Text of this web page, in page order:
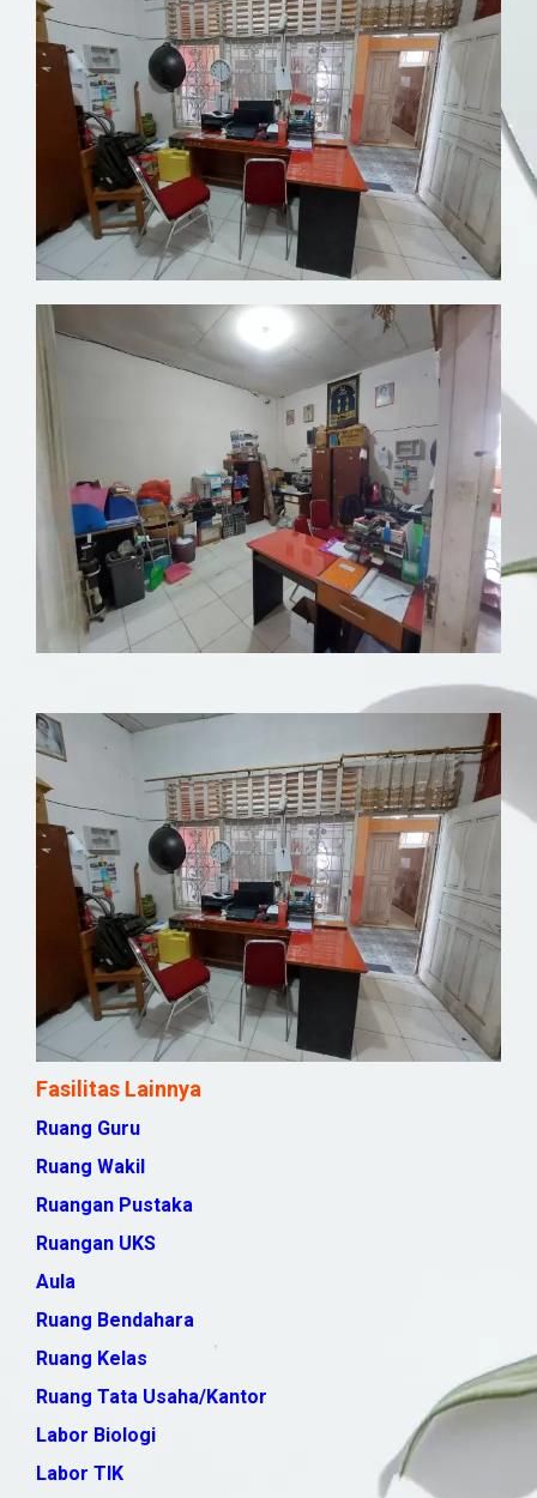
Fasilitas Lainnya
Ruang Guru
Ruang Wakil
Ruangan Pustaka
Ruangan UKS
Aula
Ruang Bendahara
Ruang Kelas
Ruang Tata Usaha/Kantor
Labor Biologi
Labor TIK